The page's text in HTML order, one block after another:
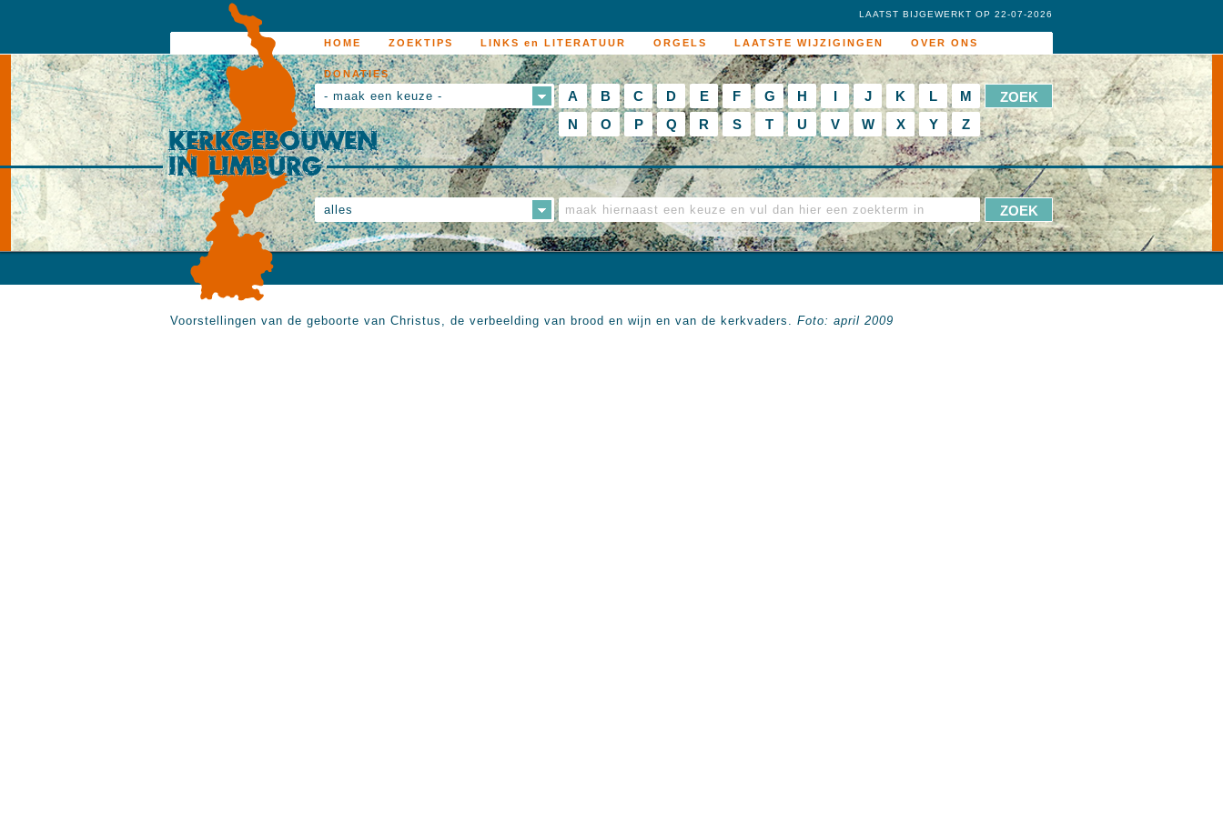
HOME ZOEKTIPS LINKS en LITERATUUR ORGELS LAATSTE WIJZIGINGEN OVER ONS
DONATIES
LAATST BIJGEWERKT OP 22-07-2026
- maak een keuze - A B C D E F G H I J K L
M
N
O P Q R S T U V W X Y Z
alles
Voorstellingen van de geboorte van Christus, de verbeelding van brood en wijn en van de kerkvaders. Foto: april 2009